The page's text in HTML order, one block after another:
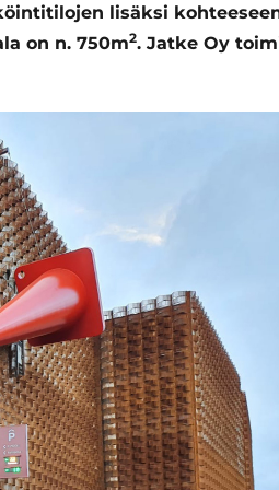
lisäksi
on n. 750m2. Jatke Oy